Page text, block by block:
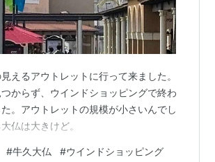
えるアウトレットに行って来ました。
からず、ウインドショッピングで終わ
。アウトレットの規模が小さいんでし
仏は大きけど。
#牛久大仏 #ウインドショッピング